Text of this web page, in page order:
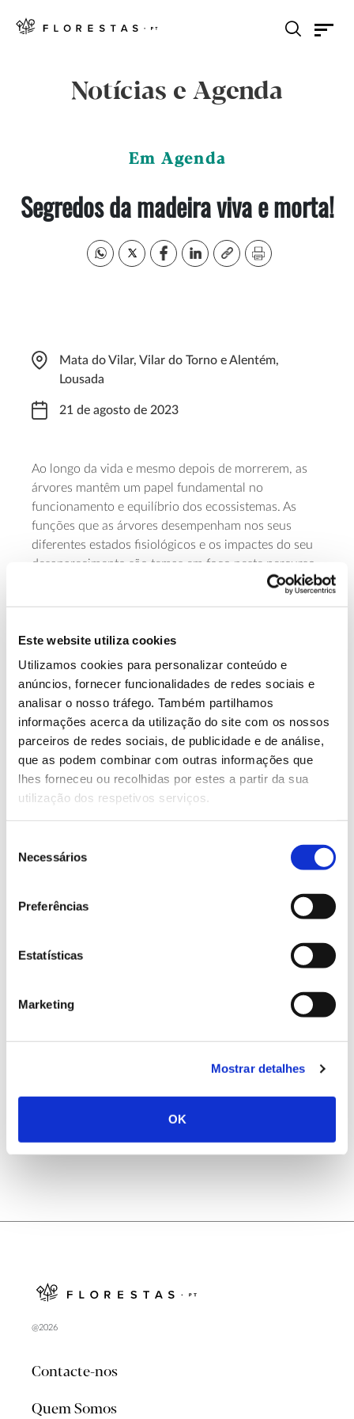
Este website utiliza cookies
Utilizamos cookies para personalizar conteúdo e
anúncios, fornecer funcionalidades de redes sociais e
analisar o nosso tráfego. Também partilhamos
informações acerca da utilização do site com os nossos
parceiros de redes sociais, de publicidade e de análise,
que as podem combinar com outras informações que
lhes forneceu ou recolhidas por estes a partir da sua
utilização dos respetivos serviços.
Necessários
Preferências
Estatísticas
Marketing
Mostrar detalhes
OK
Notícias e Agenda
Em Agenda
Segredos da madeira viva e morta!
Mata do Vilar, Vilar do Torno e Alentém,
Lousada
21 de agosto de 2023
Ao longo da vida e mesmo depois de morrerem, as
árvores mantêm um papel fundamental no
funcionamento e equilíbrio dos ecossistemas. As
funções que as árvores desempenham nos seus
diferentes estados fisiológicos e os impactes do seu
desaparecimento são temas em foco neste percurso
pedestre, que decorre na Mata do Vilar, em plena
uma iniciativa do Centro de Ciência Viva de Vila do
Conde, tem participação gratuita e aberta a todos os
interessados com idade superior a seis anos.
Saiba mais sobre este percurso educativo
13.07.2026
Genoma do priolo e de outras espécies em risco:
conhecer para conservar
02.07.2026
Registar galhas de Trichi em acácia-das-espigas:
cidadãos chamados a ajudar
25.06.2026
Natureza e florestas procuram jovens voluntários
no verão 2026
@2026
Contacte-nos
Quem Somos